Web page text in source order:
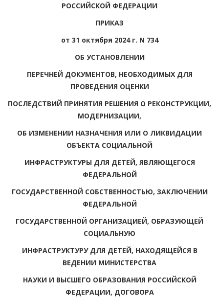
РОССИЙСКОЙ ФЕДЕРАЦИИ
ПРИКАЗ
от 31 октября 2024 г. N 734
ОБ УСТАНОВЛЕНИИ
ПЕРЕЧНЕЙ ДОКУМЕНТОВ, НЕОБХОДИМЫХ ДЛЯ
ПРОВЕДЕНИЯ ОЦЕНКИ
ПОСЛЕДСТВИЙ ПРИНЯТИЯ РЕШЕНИЯ О РЕКОНСТРУКЦИИ,
МОДЕРНИЗАЦИИ,
ОБ ИЗМЕНЕНИИ НАЗНАЧЕНИЯ ИЛИ О ЛИКВИДАЦИИ
ОБЪЕКТА СОЦИАЛЬНОЙ
ИНФРАСТРУКТУРЫ ДЛЯ ДЕТЕЙ, ЯВЛЯЮЩЕГОСЯ
ФЕДЕРАЛЬНОЙ
ГОСУДАРСТВЕННОЙ СОБСТВЕННОСТЬЮ, ЗАКЛЮЧЕНИИ
ФЕДЕРАЛЬНОЙ
ГОСУДАРСТВЕННОЙ ОРГАНИЗАЦИЕЙ, ОБРАЗУЮЩЕЙ
СОЦИАЛЬНУЮ
ИНФРАСТРУКТУРУ ДЛЯ ДЕТЕЙ, НАХОДЯЩЕЙСЯ В
ВЕДЕНИИ МИНИСТЕРСТВА
НАУКИ И ВЫСШЕГО ОБРАЗОВАНИЯ РОССИЙСКОЙ
ФЕДЕРАЦИИ, ДОГОВОРА